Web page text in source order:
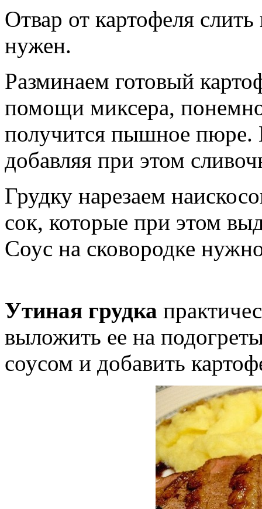
Отвар от картофеля
нужен.
Разминаем готовый
помощи миксера,
получится пышное пюре.
добавляя при этом
Грудку нарезаем
сок, которые при этом
Соус на сковородке
Утиная грудка
выложить ее на
соусом и добавить